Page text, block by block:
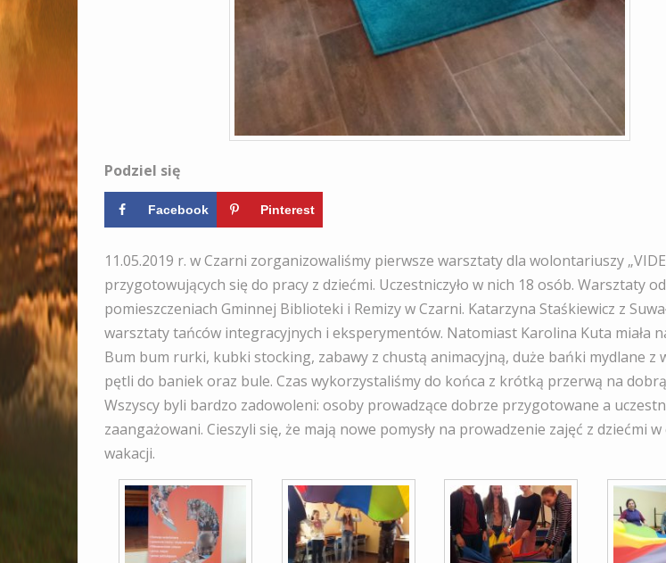
Podziel się
Facebook Pinterest
11.05.2019 r. w Czarni zorganizowaliśmy pierwsze warsztaty dla wolontariuszy
przygotowujących się do pracy z dziećmi. Uczestniczyło w nich 18 osób. Warsztaty
pomieszczeniach Gminnej Biblioteki i Remizy w Czarni. Katarzyna Staśkiewicz z
warsztaty tańców integracyjnych i eksperymentów. Natomiast Karolina Kuta miała
Bum bum rurki, kubki stocking, zabawy z chustą animacyjną, duże bańki mydlane z
pętli do baniek oraz bule. Czas wykorzystaliśmy do końca z krótką przerwą na
Wszyscy byli bardzo zadowoleni: osoby prowadzące dobrze przygotowane a
zaangażowani. Cieszyli się, że mają nowe pomysły na prowadzenie zajęć z dziećmi w
wakacji.